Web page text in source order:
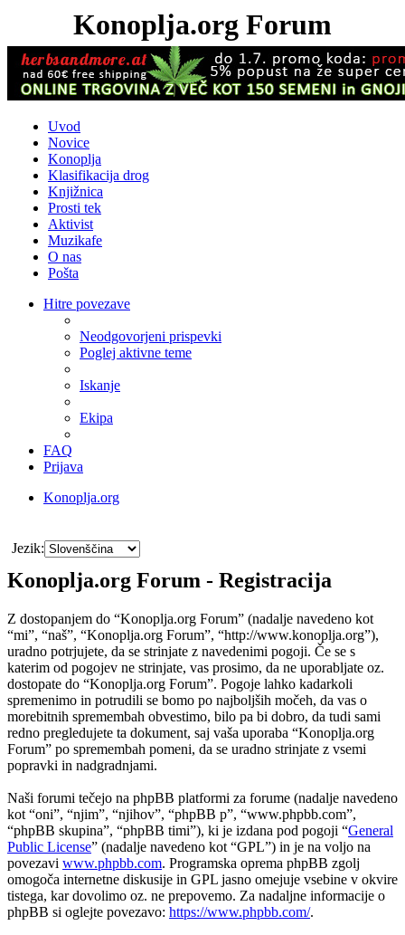
Konoplja.org Forum
Uvod
Novice
Konoplja
Klasifikacija drog
Knjižnica
Prosti tek
Aktivist
Muzikafe
O nas
Pošta
Hitre povezave
Neodgovorjeni prispevki
Poglej aktivne teme
Iskanje
Ekipa
FAQ
Prijava
Konoplja.org
Jezik:
Konoplja.org Forum - Registracija
Z dostopanjem do “Konoplja.org Forum” (nadalje navedeno kot
“mi”, “naš”, “Konoplja.org Forum”, “http://www.konoplja.org”),
uradno potrjujete, da se strinjate z navedenimi pogoji. Če se s
katerim od pogojev ne strinjate, vas prosimo, da ne uporabljate oz.
dostopate do “Konoplja.org Forum”. Pogoje lahko kadarkoli
spremenimo in potrudili se bomo po najboljših močeh, da vas o
morebitnih spremembah obvestimo, bilo pa bi dobro, da tudi sami
redno pregledujete ta dokument, saj vaša uporaba “Konoplja.org
Forum” po spremembah pomeni, da se uradno strinjate z vsemi
popravki in nadgradnjami.
Naši forumi tečejo na phpBB platformi za forume (nadalje navedeno
kot “oni”, “njim”, “njihov”, “phpBB p”, “www.phpbb.com”,
“phpBB skupina”, “phpBB timi”), ki je izdana pod pogoji “General
Public License” (nadalje navedeno kot “GPL”) in je na voljo na
povezavi www.phpbb.com. Programska oprema phpBB zgolj
omogoča internetne diskusije in GPL jasno omejuje vsebine v okvire
tistega, kar dovolimo oz. ne prepovemo. Za nadaljne informacije o
phpBB si oglejte povezavo: https://www.phpbb.com/.